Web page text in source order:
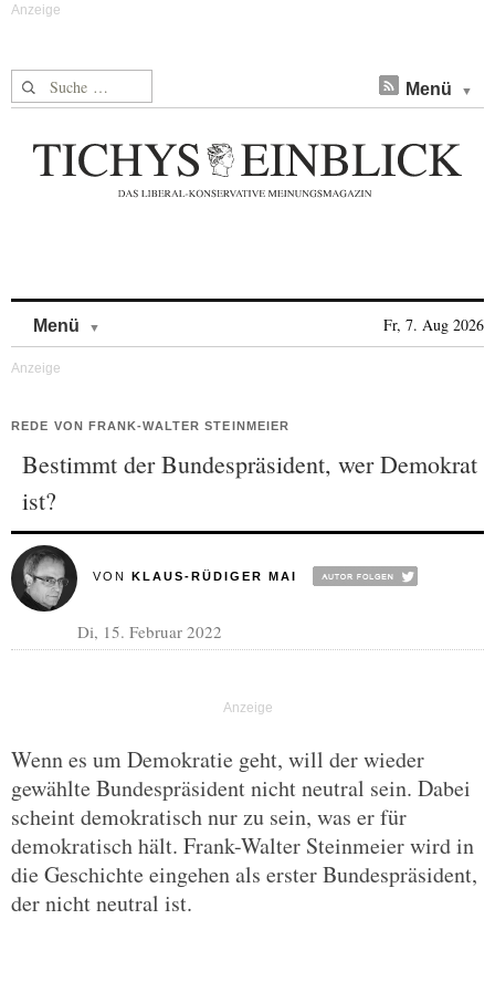
Suche nach: Menü
Menü Fr, 7. Aug 2026
REDE VON FRANK-WALTER STEINMEIER
Bestimmt der Bundespräsident, wer Demokrat
ist?
VON KLAUS-RÜDIGER MAI
Di, 15. Februar 2022
Wenn es um Demokratie geht, will der wieder
gewählte Bundespräsident nicht neutral sein. Dabei
scheint demokratisch nur zu sein, was er für
demokratisch hält. Frank-Walter Steinmeier wird in
die Geschichte eingehen als erster Bundespräsident,
der nicht neutral ist.